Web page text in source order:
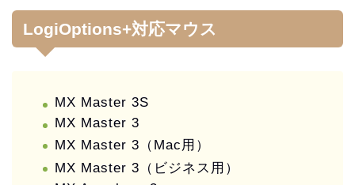
LogiOptions+対応マウス
MX Master 3S
MX Master 3
MX Master 3（Mac用）
MX Master 3（ビジネス用）